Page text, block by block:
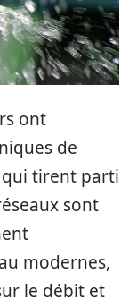
ont
de
tirent parti
sont
modernes,
le débit et